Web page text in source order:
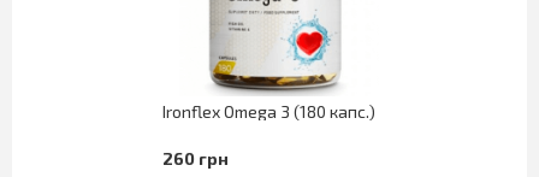
Ironflex Omega 3 (180 капс.)
260 грн